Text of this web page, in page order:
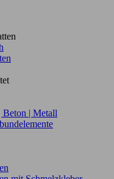
Beton | Metall